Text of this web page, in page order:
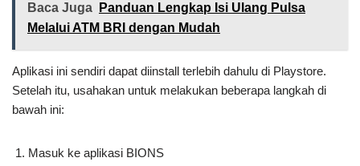
Baca Juga
Panduan Lengkap Isi Ulang Pulsa
Melalui ATM BRI dengan Mudah
Aplikasi ini sendiri dapat diinstall terlebih dahulu di Playstore.
Setelah itu, usahakan untuk melakukan beberapa langkah di
bawah ini:
Masuk ke aplikasi BIONS